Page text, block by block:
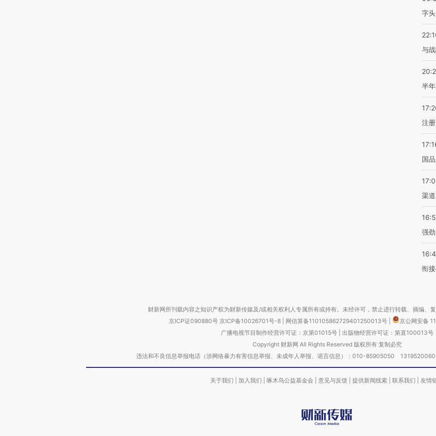
字头
与
半
注
国
渠
强
衔
财新网所刊载内容之知识产权为财新传媒及/或相关权利人专属所有或持有。未经许可，禁止进行转载、摘编、
京ICP证090880号 京ICP备10026701号-8 网信算备110105862729401250013号
京公网安备
广播电视节目制作经营许可证：京第01015号| 出版物经营许可证：第直100013号
Copyright 财新网 All Rights Reserved 版权所有 复制必究
违法和不良信息举报电话（涉网络暴力有害信息举报、未成年人举报、谣言信息）：010-85905050
关于我们 加入我们 啄木鸟公益基金会 意见与反馈 提供新闻线索 联系我们 友情